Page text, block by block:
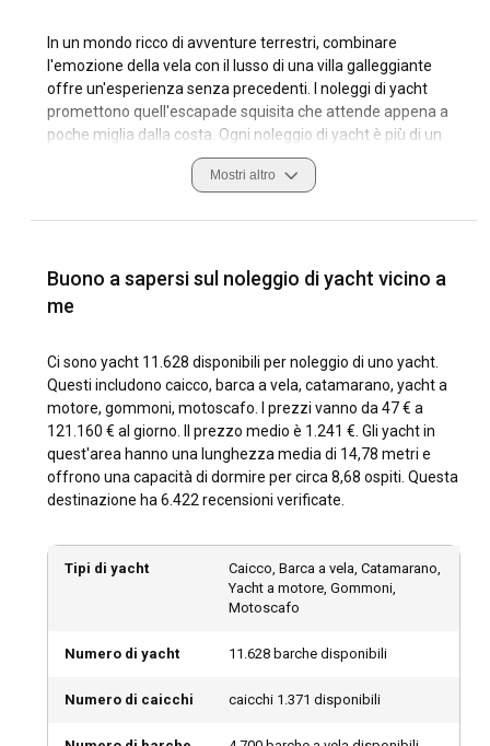
In un mondo ricco di avventure terrestri, combinare
l'emozione della vela con il lusso di una villa galleggiante
offre un'esperienza senza precedenti. I noleggi di yacht
promettono quell'escapade squisita che attende appena a
poche miglia dalla costa. Ogni noleggio di yacht è più di un
semplice affitto di barche; è un viaggio in un mondo di
libertà, eleganza e incanto.
Il fascino del noleggio di yacht ha catturato viaggiatori in
Italia promettono mari azzurri e un ricco patrimonio, mentre
le isole idilliache dei Caraibi come le Isole Vergini Britanniche
e Saint Martin vantano spiagge incontaminate e reef
vibranti. Più lontano, i paradisi esotici del Pacifico del Sud
come Tahiti e Fiji presentano sequenze da cartolina di isole
smeraldo immerse in mari zaffiro, mentre le isole sabbiose
della Florida e delle Bahamas offrono introduzioni perfette
yacht a noleggio ampliano gli orizzonti, trasportandoti in un
viaggio attraverso rotte incantevoli.
yacht?
La tua esperienza quando noleggi una barca può variare
Mediterraneo ribolle di attività nei mesi estivi caldi, offrendo
Mostri altro
Buono a sapersi sul noleggio di yacht vicino a
me
Ci sono yacht 11.628 disponibili per noleggio di uno yacht.
Questi includono caicco, barca a vela, catamarano, yacht a
motore, gommoni, motoscafo. I prezzi vanno da 47 € a
121.160 € al giorno. Il prezzo medio è 1.241 €. Gli yacht in
quest'area hanno una lunghezza media di 14,78 metri e
offrono una capacità di dormire per circa 8,68 ospiti. Questa
destinazione ha 6.422 recensioni verificate.
Tipi di yacht
Caicco, Barca a vela, Catamarano,
Yacht a motore, Gommoni,
Motoscafo
Numero di yacht 11.628 barche disponibili
Numero di caicchi caicchi 1.371 disponibili